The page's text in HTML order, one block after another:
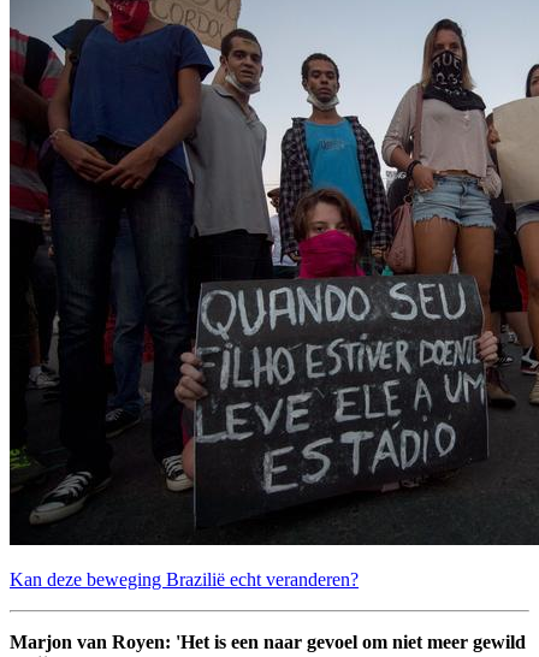
Kan deze beweging Brazilië echt veranderen?
Marjon van Royen: 'Het is een naar gevoel om niet meer gewild